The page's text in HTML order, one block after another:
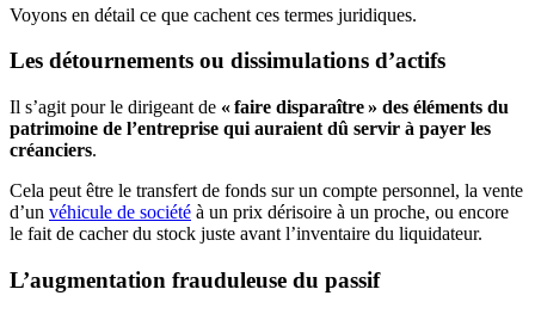
Voyons en détail ce que cachent ces termes juridiques.
Les détournements ou dissimulations d’actifs
Il s’agit pour le dirigeant de « faire disparaître » des éléments du
patrimoine de l’entreprise qui auraient dû servir à payer les
créanciers.
Cela peut être le transfert de fonds sur un compte personnel, la vente
d’un véhicule de société à un prix dérisoire à un proche, ou encore
le fait de cacher du stock juste avant l’inventaire du liquidateur.
L’augmentation frauduleuse du passif